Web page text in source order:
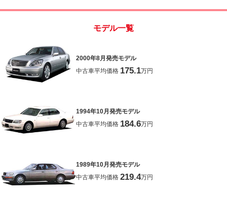
モデル一覧
2000年8月発売モデル
中古車平均価格 175.1万円
1994年10月発売モデル
中古車平均価格 184.6万円
1989年10月発売モデル
中古車平均価格 219.4万円